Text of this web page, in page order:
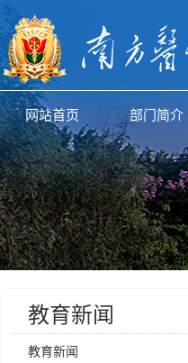
网站首页 部门简介
教育新闻
教育新闻